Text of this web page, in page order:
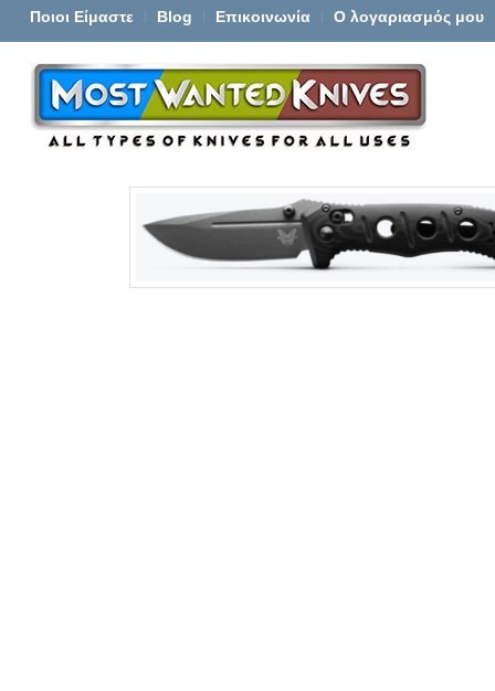
Ποιοι Είμαστε Blog Επικοινωνία Ο λογαριασμός μου